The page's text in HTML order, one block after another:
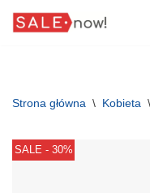
Strona główna \ Kobieta \
SALE - 30%